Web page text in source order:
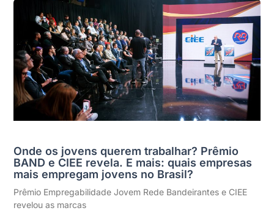
Onde os jovens querem trabalhar? Prêmio
BAND e CIEE revela. E mais: quais empresas
mais empregam jovens no Brasil?
Prêmio Empregabilidade Jovem Rede Bandeirantes e CIEE
revelou as marcas